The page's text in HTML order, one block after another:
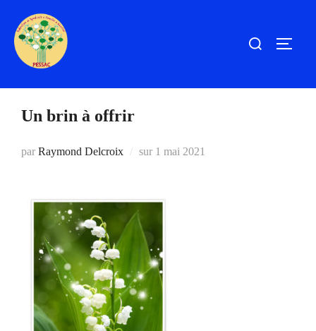
contenu
Rechercher :
Un brin à offrir
par Raymond Delcroix sur Publié
1 mai 2021